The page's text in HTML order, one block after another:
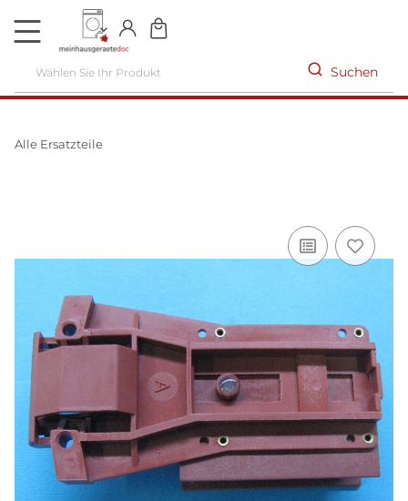
DE
Suchen
Alle Ersatzteile